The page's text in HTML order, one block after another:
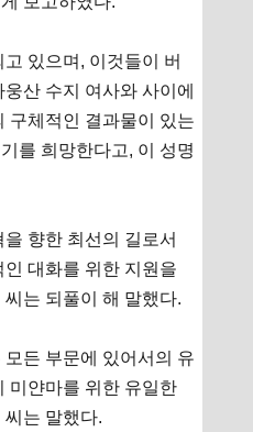
있으며, 이것들이 버
산 수지 여사와 사이에
구체적인 결과물이 있는
를 희망한다고, 이 성명
향한 최선의 길로서
대화를 위한 지원을
는 되풀이 해 말했다.
든 부문에 있어서의 유
미얀마를 위한 유일한
는 말했다.